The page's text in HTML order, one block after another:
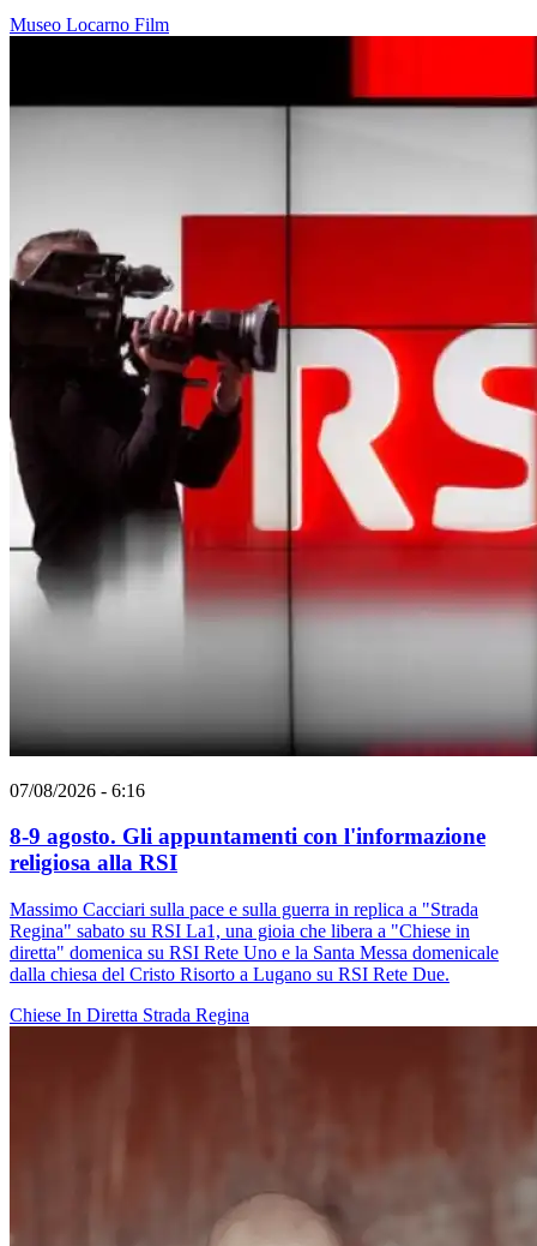
Museo Locarno Film
07/08/2026 - 6:16
8-9 agosto. Gli appuntamenti con l'informazione
religiosa alla RSI
Massimo Cacciari sulla pace e sulla guerra in replica a "Strada
Regina" sabato su RSI La1, una gioia che libera a "Chiese in
diretta" domenica su RSI Rete Uno e la Santa Messa domenicale
dalla chiesa del Cristo Risorto a Lugano su RSI Rete Due.
Chiese In Diretta Strada Regina